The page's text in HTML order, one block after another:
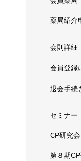
薬局紹介
会則詳細
会員登録
退会手続
セミナー
CP研究会
第８期